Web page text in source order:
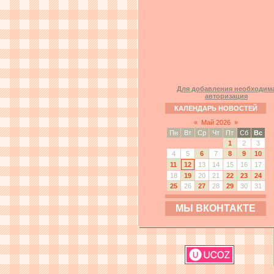
Для добавления
авторизация
КАЛЕНДАРЬ НОВОСТЕЙ
«
Май 2026 »
Пн
Вт Ср Чт Пт Сб
Вс
1
2
3
4
5 6 7 8 9
10
11
12 13 14 15 16
17
18
19 20 21 22 23
24
25
26 27 28 29 30 31
МЫ ВКОНТАКТЕ